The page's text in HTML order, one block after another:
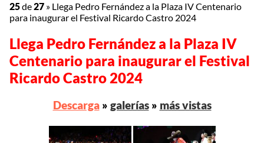
25de27 » Llega Pedro Fernández a la Plaza IV Centenario
para inaugurar el Festival Ricardo Castro 2024
Llega Pedro Fernández a la Plaza IV
Centenario para inaugurar el Festival
Ricardo Castro 2024
Descarga» galerías» más vistas